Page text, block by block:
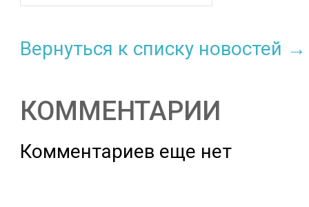
Вернуться к списку новостей →
КОММЕНТАРИИ
Комментариев еще нет